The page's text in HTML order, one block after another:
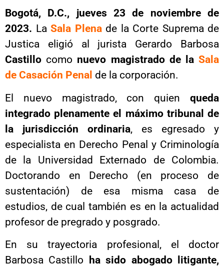
Bogotá, D.C., jueves 23 de noviembre de
2023. La Sala Plenade la Corte Suprema de
Justica eligió al jurista Gerardo Barbosa
Castillo como nuevo magistrado de laSala
de Casación Penal de la corporación.
El nuevo magistrado, con quien queda
integrado plenamente el máximo tribunal de
la jurisdicción ordinaria, es egresado y
especialista en Derecho Penal y Criminología
de la Universidad Externado de Colombia.
Doctorando en Derecho (en proceso de
sustentación) de esa misma casa de
estudios, de cual también es en la actualidad
profesor de pregrado y posgrado.
En su trayectoria profesional, el doctor
Barbosa Castillo
ha sido abogado litigante,